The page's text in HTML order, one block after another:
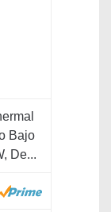
Bajo
De...